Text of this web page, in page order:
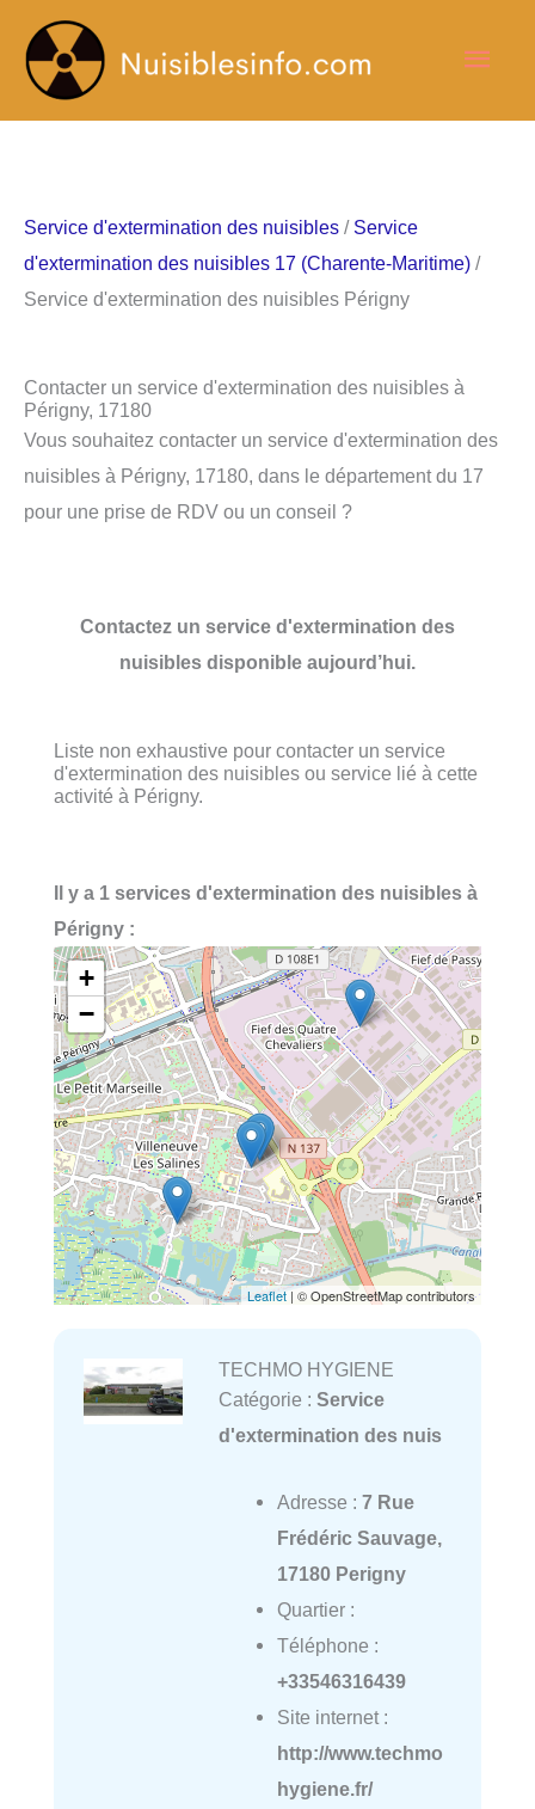
contenu
Service d'extermination des nuisibles / Service
d'extermination des nuisibles 17 (Charente-Maritime) /
Service d'extermination des nuisibles Périgny
Contacter un service d'extermination des nuisibles à
Périgny, 17180
Vous souhaitez contacter un service d'extermination des
nuisibles à Périgny, 17180, dans le département du 17
pour une prise de RDV ou un conseil ?
Contactez un service d'extermination des
nuisibles disponible aujourd’hui.
Liste non exhaustive pour contacter un service
d'extermination des nuisibles ou service lié à cette
activité à Périgny.
Il y a 1 services d'extermination des nuisibles à
Périgny :
+
−
Leaflet | © OpenStreetMap contributors
TECHMO HYGIENE
Catégorie : Service
d'extermination des nuis
Adresse : 7 Rue
Frédéric Sauvage,
17180 Perigny
Quartier :
Téléphone :
+33546316439
Site internet :
http://www.techmo
hygiene.fr/